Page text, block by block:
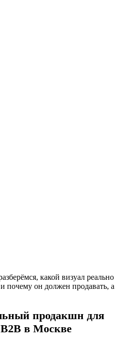
какой визуал реально
почему он должен продавать, а
продакшн для
B2B в Москве